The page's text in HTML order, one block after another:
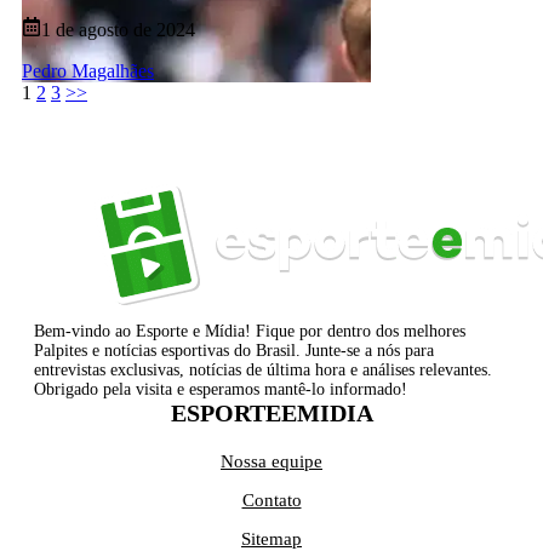
1 de agosto de 2024
Pedro Magalhães
1 2 3 >>
Bem-vindo ao Esporte e Mídia! Fique por dentro dos melhores
Palpites e notícias esportivas do Brasil. Junte-se a nós para
entrevistas exclusivas, notícias de última hora e análises relevantes.
Obrigado pela visita e esperamos mantê-lo informado!
ESPORTEEMIDIA
Nossa equipe
Contato
Sitemap